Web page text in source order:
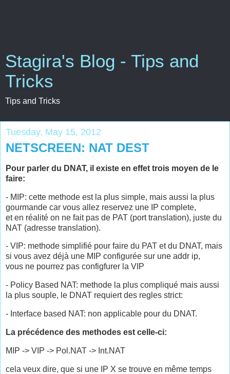
Stagira's Blog - Tips and
Tricks
Tips and Tricks
Tuesday, May 15, 2012
NETSCREEN: NAT DEST
Pour parler du DNAT, il existe en effet trois moyen de le
faire:
- MIP: cette methode est la plus simple, mais aussi la plus
gourmande car vous allez reservez une IP complete,
et en réalité on ne fait pas de PAT (port translation), juste du
NAT (adresse translation).
- VIP: methode simplifié pour faire du PAT et du DNAT, mais
si vous avez déjà une MIP configurée sur une addr ip,
vous ne pourrez pas configfurer la VIP
- Policy Based NAT: methode la plus compliqué mais aussi
la plus souple, le DNAT requiert des regles strict:
- Interface based NAT: non applicable pour du DNAT.
La précédence des methodes est celle-ci:
MIP -> VIP -> Pol.NAT -> Int.NAT
cela veux dire, que si une IP X se trouve en même temps